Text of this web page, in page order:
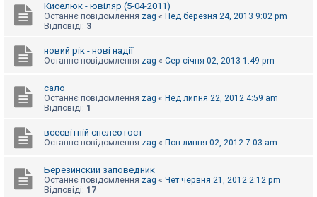
о
е
к
и
Киселюк - ювіляр (5-04-2011)
Останнє повідомлення zag « Нед березня 24, 2013 9:02 pm
Відповіді: 3
новий рік - нові надії
Останнє повідомлення zag « Сер січня 02, 2013 1:49 pm
сало
Останнє повідомлення zag « Нед липня 22, 2012 4:59 am
Відповіді: 1
всесвітній спелеотост
Останнє повідомлення zag « Пон липня 02, 2012 7:03 am
Березинский заповедник
Останнє повідомлення zag « Чет червня 21, 2012 2:12 pm
Відповіді: 17